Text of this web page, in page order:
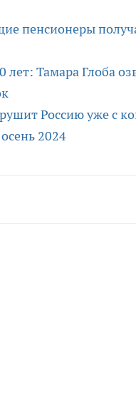
пенсионеры
лет: Тамара Глоба
Россию уже с
2024